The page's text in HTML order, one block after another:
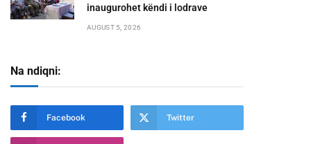
inaugurohet këndi i lodrave
AUGUST 5, 2026
Na ndiqni:
Facebook Twitter